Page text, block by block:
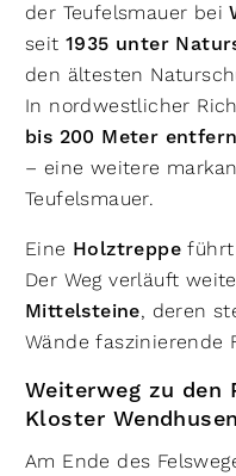
der Teufelsmauer bei
seit 1935 unter
den ältesten
In nordwestlicher
bis 200 Meter
– eine weitere
Teufelsmauer.
Eine Holztreppe führt
Der Weg verläuft
Mittelsteine, deren
Wände faszinierende
Weiterweg zu den
Kloster Wendhusen
Am Ende des